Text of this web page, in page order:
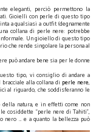
eleganti, perciò permettono la
Gioielli con perle di questo tipo
a qualsiasi a outfit (degnamente
collana di perle nere: potrebbe
informale. Un gioiello di questo tipo
che rende singolare la persona al
può andare bene sia per le donne
tipo, vi consiglio di andare a
alla collana di perle nere,
al riguardo, che soddisferanno le
natura, e in effetti come non
cosiddette “perle nere di Tahiti”,
nero … e a quanto la bellezza può